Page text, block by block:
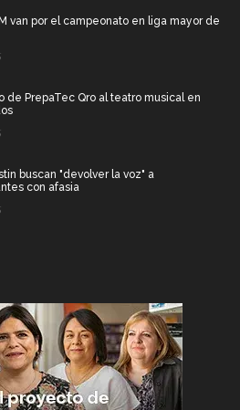
van por el campeonato en liga mayor de
de PrepaTec Qro al teatro musical en
buscan "devolver la voz" a
con afasia